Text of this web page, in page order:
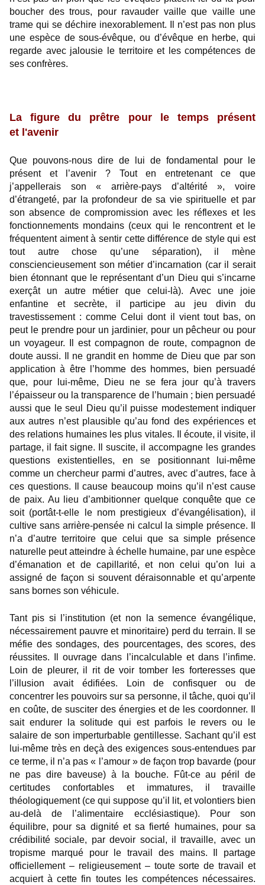
boucher des trous, pour ravauder vaille que vaille une
trame qui se déchire inexorablement. Il n’est pas non plus
une espèce de sous-évêque, ou d’évêque en herbe, qui
regarde avec jalousie le territoire et les compétences de
ses confrères.
La figure du prêtre pour le tempsprésent
et l'avenir
Que pouvons-nous dire de lui de fondamental pour le
présent et l’avenir ? Tout en entretenant ce que
j’appellerais son « arrière-pays d’altérité », voire
d’étrangeté, par la profondeur de sa vie spirituelle et par
son absence de compromission avec les réflexes et les
fonctionnements mondains (ceux qui le rencontrent et le
fréquentent aiment à sentir cette différence de style qui est
tout autre chose qu’une séparation), il mène
consciencieusement son métier d’incarnation (car il serait
bien étonnant que le représentant d’un Dieu qui s’incarne
exerçât un autre métier que celui-là). Avec une joie
enfantine et secrète, il participe au jeu divin du
travestissement : comme Celui dont il vient tout bas, on
peut le prendre pour un jardinier, pour un pêcheur ou pour
un voyageur. Il est compagnon de route, compagnon de
doute aussi. Il ne grandit en homme de Dieu que par son
application à être l’homme des hommes, bien persuadé
que, pour lui-même, Dieu ne se fera jour qu’à travers
l’épaisseur ou la transparence de l’humain ; bien persuadé
aussi que le seul Dieu qu’il puisse modestement indiquer
aux autres n’est plausible qu’au fond des expériences et
des relations humaines les plus vitales. Il écoute, il visite, il
partage, il fait signe. Il suscite, il accompagne les grandes
questions existentielles, en se positionnant lui-même
comme un chercheur parmi d’autres, avec d’autres, face à
ces questions. Il cause beaucoup moins qu’il n’est cause
de paix. Au lieu d’ambitionner quelque conquête que ce
soit (portât-t-elle le nom prestigieux d’évangélisation), il
cultive sans arrière-pensée ni calcul la simple présence. Il
n’a d’autre territoire que celui que sa simple présence
naturelle peut atteindre à échelle humaine, par une espèce
d’émanation et de capillarité, et non celui qu’on lui a
assigné de façon si souvent déraisonnable et qu’arpente
sans bornes son véhicule.
Tant pis si l’institution (et non la semence évangélique,
nécessairement pauvre et minoritaire) perd du terrain. Il se
méfie des sondages, des pourcentages, des scores, des
réussites. Il ouvrage dans l’incalculable et dans l’infime.
Loin de pleurer, il rit de voir tomber les forteresses que
l’illusion avait édifiées. Loin de confisquer ou de
concentrer les pouvoirs sur sa personne, il tâche, quoi qu’il
en coûte, de susciter des énergies et de les coordonner. Il
sait endurer la solitude qui est parfois le revers ou le
salaire de son imperturbable gentillesse. Sachant qu’il est
lui-même très en deçà des exigences sous-entendues par
ce terme, il n’a pas « l’amour » de façon trop bavarde (pour
ne pas dire baveuse) à la bouche. Fût-ce au péril de
certitudes confortables et immatures, il travaille
théologiquement (ce qui suppose qu’il lit, et volontiers bien
au-delà de l’alimentaire ecclésiastique). Pour son
équilibre, pour sa dignité et sa fierté humaines, pour sa
crédibilité sociale, par devoir social, il travaille, avec un
tropisme marqué pour le travail des mains. Il partage
officiellement – religieusement – toute sorte de travail et
acquiert à cette fin toutes les compétences nécessaires.